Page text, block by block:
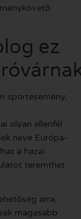
ez
sportesemény,
olyan ellenfél
neve Európa-
a hazai
teremthet
arra,
magasabb